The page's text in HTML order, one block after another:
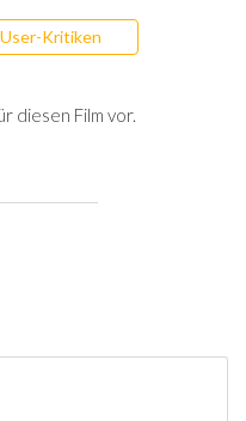
User-Kritiken
diesen Film vor.